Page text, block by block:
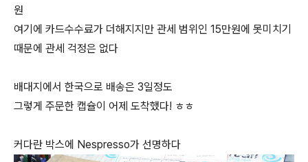
원
여기에 카드수수료가 더해지지만 관세 범위인 15만원에 못미치기
때문에 관세 걱정은 없다
배대지에서 한국으로 배송은 3일정도
그렇게 주문한 캡슐이 어제 도착했다! ㅎㅎ
커다란 박스에 Nespresso가 선명하다